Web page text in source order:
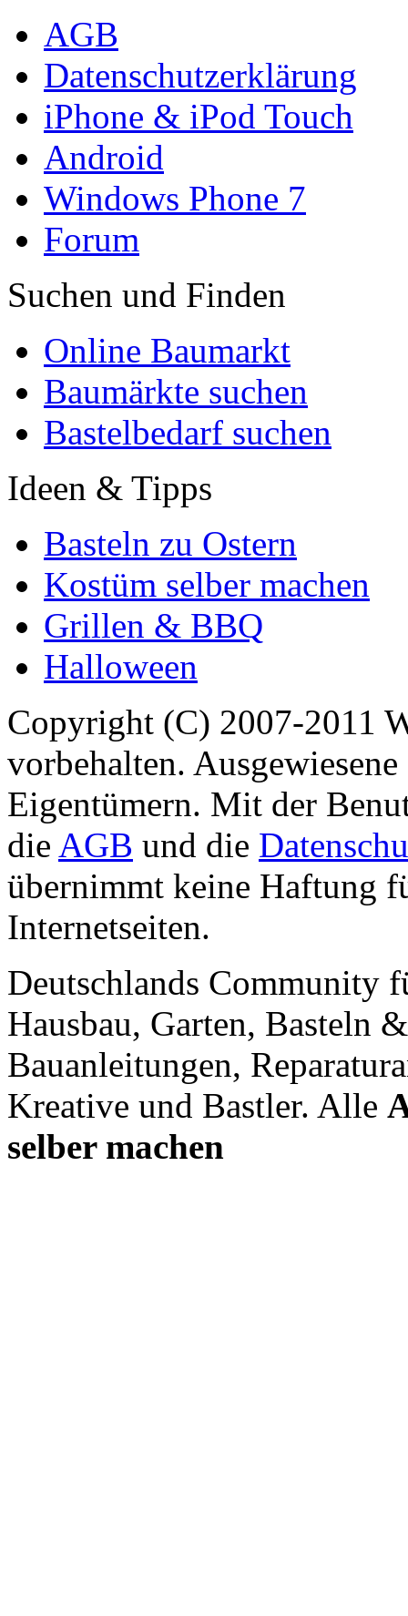
AGB
Datenschutzerklärung
iPhone & iPod Touch
Android
Windows Phone 7
Forum
Suchen und Finden
Online Baumarkt
Baumärkte suchen
Bastelbedarf suchen
Ideen & Tipps
Basteln zu Ostern
Kostüm selber machen
Grillen & BBQ
Halloween
Copyright (C) 2007-2011
vorbehalten.
Eigentümern. Mit der
die AGB und die
übernimmt keine Haftung
Internetseiten.
Deutschlands Community
Hausbau, Garten, Basteln
Bauanleitungen,
Kreative und Bastler. Alle
selber machen